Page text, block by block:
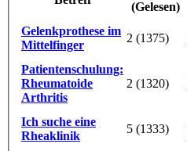
(Gelesen)
Gelenkprothese im
Mittelfinger
2 (1375)
Patientenschulung:
Rheumatoide
Arthritis
2 (1320)
Ich suche eine
Rheaklinik
5 (1333)